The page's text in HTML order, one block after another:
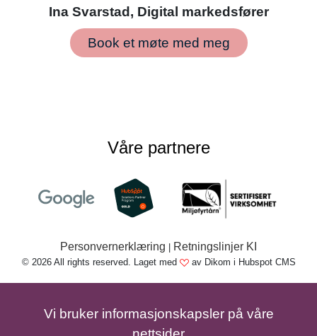
Ina Svarstad, Digital markedsfører
Book et møte med meg
Våre partnere
Personvernerklæring | Retningslinjer KI
© 2026 All rights reserved. Laget med av Dikom i Hubspot CMS
Vi bruker informasjonskapsler på våre